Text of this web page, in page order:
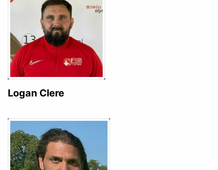
Logan Clere